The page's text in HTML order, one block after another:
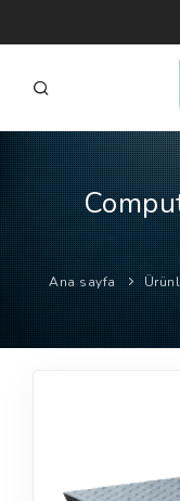
FIRMALAR
ÜRÜNLER
NASIL
YARDIM
Ana sayfa